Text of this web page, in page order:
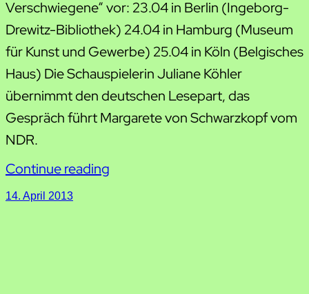
Verschwiegene“ vor: 23.04 in Berlin (Ingeborg-
Drewitz-Bibliothek) 24.04 in Hamburg (Museum
für Kunst und Gewerbe) 25.04 in Köln (Belgisches
Haus) Die Schauspielerin Juliane Köhler
übernimmt den deutschen Lesepart, das
Gespräch führt Margarete von Schwarzkopf vom
NDR.
Continue reading
14. April 2013